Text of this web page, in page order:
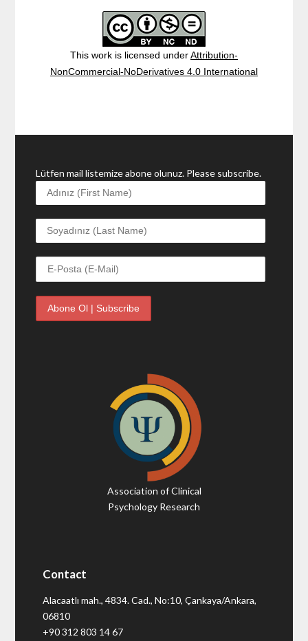
This work is licensed underAttribution-
NonCommercial-NoDerivatives 4.0 International
Lütfen mail listemize abone olunuz. Please subscribe.
Association of Clinical
Psychology Research
Contact
Alacaatlı mah., 4834. Cad., No:10, Çankaya/Ankara,
06810
+90 312 803 14 67